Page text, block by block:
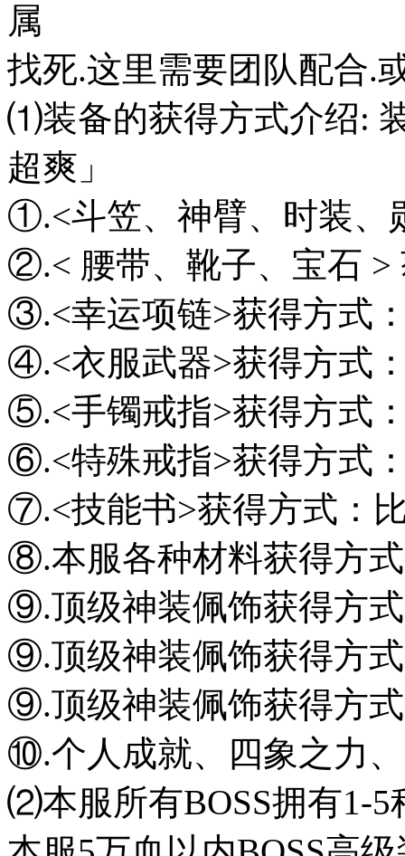
属
找死.这里需要团队配合.
⑴装备的获得方式介绍:
超爽」
①.<斗笠、神臂、时装、
②.< 腰带、靴子、宝石 >
③.<幸运项链>获得方式
④.<衣服武器>获得方式
⑤.<手镯戒指>获得
⑥.<特殊戒指>获得方式
⑦.<技能书>获得方式：
⑧.本服各种材料获得方
⑨.顶级神装佩饰获得方
⑨.顶级神装佩饰获得方
⑨.顶级神装佩饰获得方
⑩.个人成就、四象之力
⑵本服所有BOSS拥有1-5